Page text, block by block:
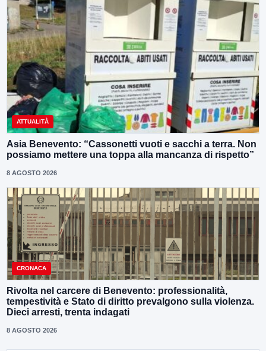
ATTUALITÀ
Asia Benevento: “Cassonetti vuoti e sacchi a terra. Non
possiamo mettere una toppa alla mancanza di rispetto”
8 AGOSTO 2026
CRONACA
Rivolta nel carcere di Benevento: professionalità,
tempestività e Stato di diritto prevalgono sulla violenza.
Dieci arresti, trenta indagati
8 AGOSTO 2026